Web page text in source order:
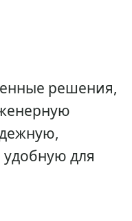
решения,
для